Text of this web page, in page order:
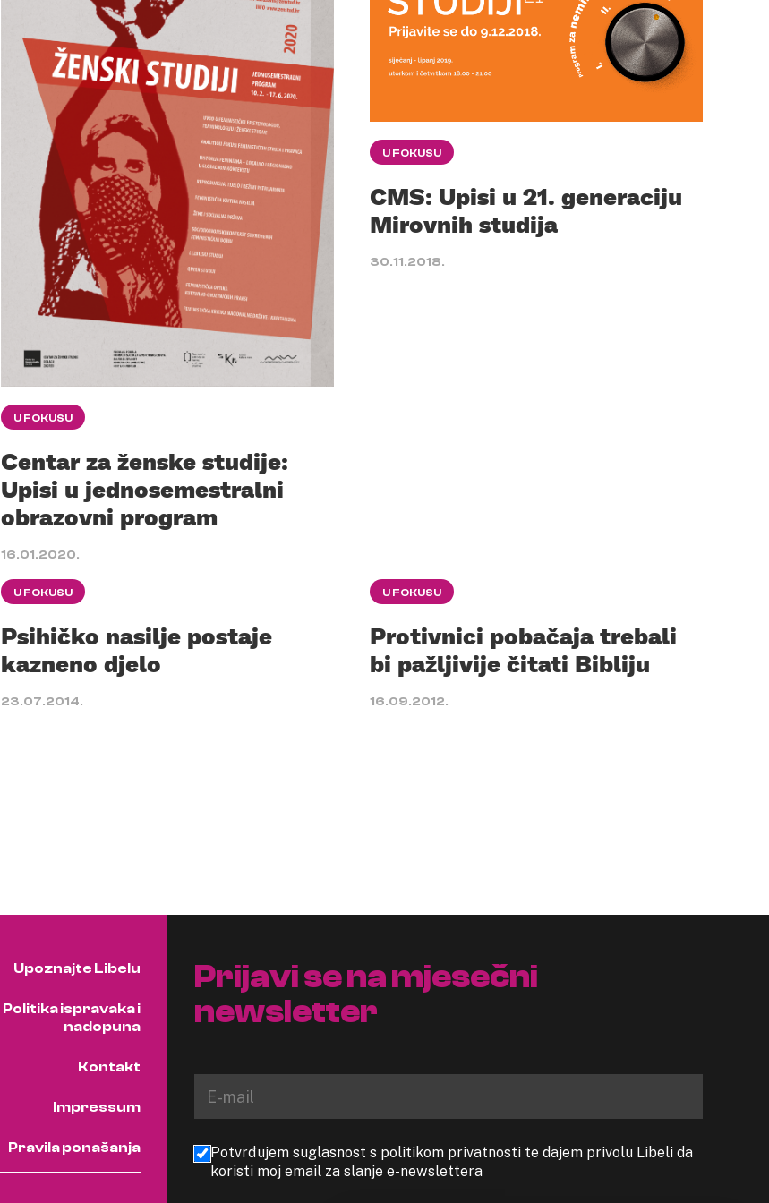
U FOKUSU
Centar za ženske studije:
Upisi u jednosemestralni
obrazovni program
16.01.2020.
U FOKUSU
CMS: Upisi u 21. generaciju
Mirovnih studija
30.11.2018.
U FOKUSU
Psihičko nasilje postaje
kazneno djelo
23.07.2014.
U FOKUSU
Protivnici pobačaja trebali
bi pažljivije čitati Bibliju
16.09.2012.
Upoznajte Libelu
Politika ispravaka i
nadopuna
Kontakt
Impressum
Pravila ponašanja
Prijavi se na mjesečni
newsletter
Potvrđujem suglasnost s politikom privatnosti te dajem privolu Libeli da
koristi moj email za slanje e-newslettera